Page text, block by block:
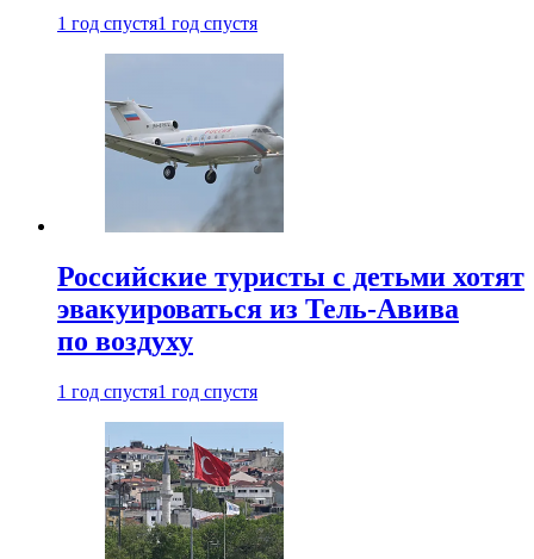
1 год спустя1 год спустя
Российские туристы с детьми хотят
эвакуироваться из Тель-Авива
по воздуху
1 год спустя1 год спустя